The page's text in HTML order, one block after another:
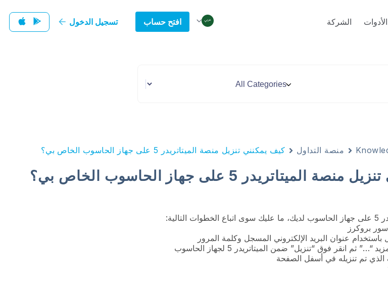
الأدوات الشركة افتح حساب تسجيل الدخول
منصة التداول كيف يمكنني تنزيل منصة الميتاتريدر 5 على جهاز الحاسوب الخاص بي؟
5 على جهاز الحاسوب الخاص بي؟